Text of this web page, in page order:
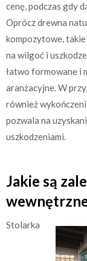
cenę, podczas gdy
Oprócz drewna
kompozytowe,
na wilgoć i
łatwo formowane i
aranżacyjne. W
również
pozwala na
uszkodzeniami.
Jakie są
Stolarka